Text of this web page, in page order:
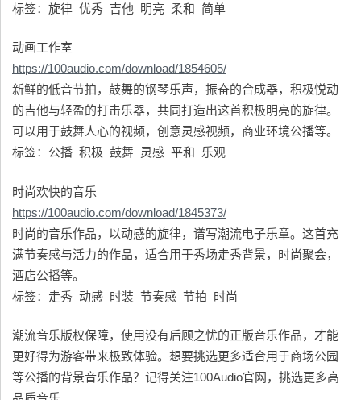
标签：旋律 优秀 吉他 明亮 柔和 简单
动画工作室
https://100audio.com/download/1854605/
新鲜的低音节拍，鼓舞的钢琴乐声，振奋的合成器，积极悦动
的吉他与轻盈的打击乐器，共同打造出这首积极明亮的旋律。
可以用于鼓舞人心的视频，创意灵感视频，商业环境公播等。
标签：公播 积极 鼓舞 灵感 平和 乐观
时尚欢快的音乐
https://100audio.com/download/1845373/
时尚的音乐作品，以动感的旋律，谱写潮流电子乐章。这首充
满节奏感与活力的作品，适合用于秀场走秀背景，时尚聚会，
酒店公播等。
标签：走秀 动感 时装 节奏感 节拍 时尚
潮流音乐版权保障，使用没有后顾之忧的正版音乐作品，才能
更好得为游客带来极致体验。想要挑选更多适合用于商场公园
等公播的背景音乐作品？记得关注100Audio官网，挑选更多高